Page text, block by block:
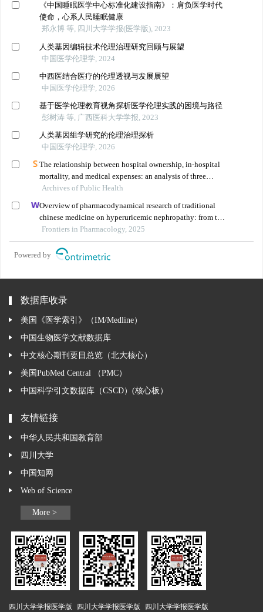
《中国睡眠医学中心标准化建设指南》：肩负医学时代
使命，心系人民睡眠健康
郑永博 等, 四川大学学报(医学版), 2023
人类基因编辑技术伦理治理研究回顾与展望
中国医学伦理学, 2024
中西医结合医疗的伦理透视与发展展望
中国医学伦理学, 2026
基于医学伦理教育视角探析医学伦理实践的困境与路径
彭树涛 等, 广西医科大学学报, 2023
人类基因组学研究的伦理治理探析
中国医学伦理学, 2026
The relationship between hospital ownership, in-hospital
mortality, and medical expenses: an analysis of three
common conditions in china
Archives of Public Health
Overview of pharmacodynamical research of traditional
chinese medicine on hyperuricemic nephropathy: from the
perspective of dual-regulatory effect on the intestines and
kidneys
Frontiers in Pharmacology, 2025
Powered by
数据库收录
美国《医学索引》（IM/Medline）
中国生物医学文献数据库
中文核心期刊要目总览（北大核心）
美国PubMed Central （PMC）
中国科学引文数据库（CSCD）(核心板）
友情链接
中华人民共和国教育部
四川大学
中国知网
Web of Science
More >
四川大学学报医学版 四川大学学报医学版 四川大学学报医学版